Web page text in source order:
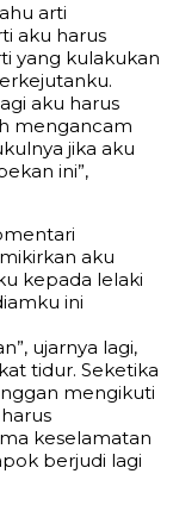
arti
aku harus
yang kulakukan
aku harus
mengancam
jika aku
ini”,
aku
kepada lelaki
ini
ujarnya lagi,
tidur. Seketika
mengikuti
keselamatan
berjudi lagi